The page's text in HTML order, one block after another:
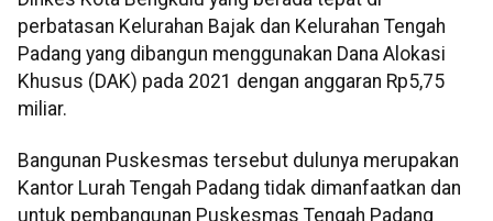
perbatasan Kelurahan Bajak dan Kelurahan Tengah
Padang yang dibangun menggunakan Dana Alokasi
Khusus (DAK) pada 2021 dengan anggaran Rp5,75
miliar.
Bangunan Puskesmas tersebut dulunya merupakan
Kantor Lurah Tengah Padang tidak dimanfaatkan dan
untuk pembangunan Puskesmas Tengah Padang